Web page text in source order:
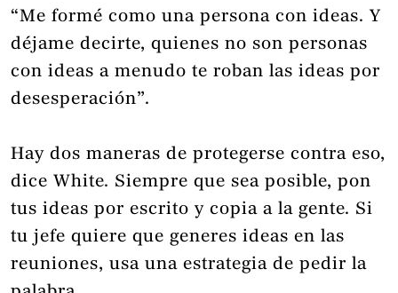
“Me formé como una persona con ideas. Y
déjame decirte, quienes no son personas
con ideas a menudo te roban las ideas por
desesperación”.
Hay dos maneras de protegerse contra eso,
dice White. Siempre que sea posible, pon
tus ideas por escrito y copia a la gente. Si
tu jefe quiere que generes ideas en las
reuniones, usa una estrategia de pedir la